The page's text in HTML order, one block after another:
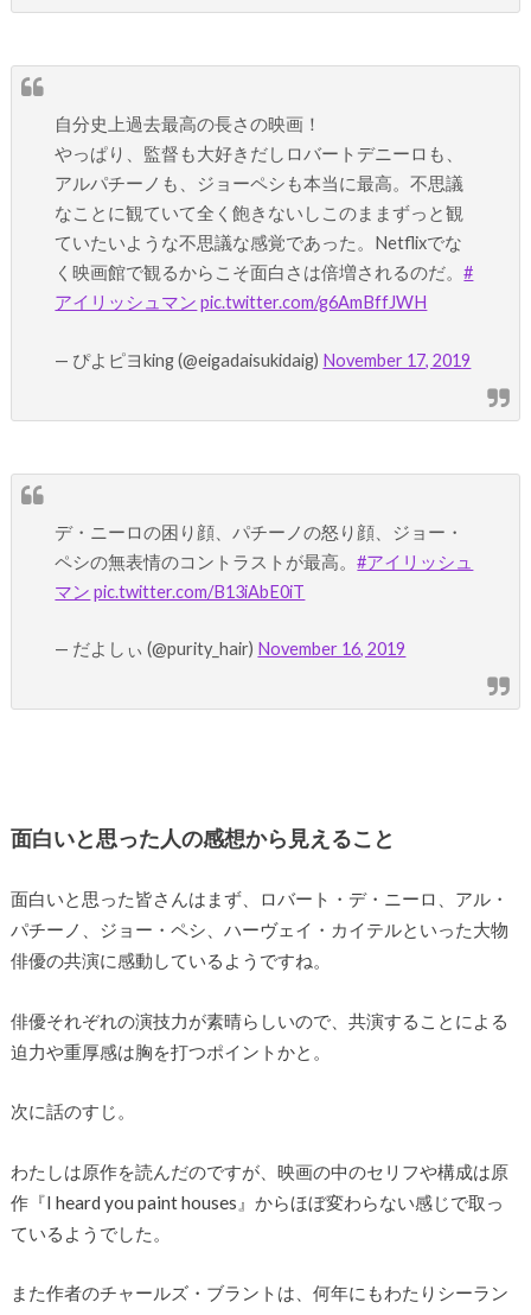
自分史上過去最高の長さの映画！
やっぱり、監督も大好きだしロバートデニーロも、
アルパチーノも、ジョーペシも本当に最高。不思議
なことに観ていて全く飽きないしこのままずっと観
ていたいような不思議な感覚であった。Netflixでな
く映画館で観るからこそ面白さは倍増されるのだ。#
アイリッシュマン pic.twitter.com/g6AmBffJWH
— ぴよピヨking (@eigadaisukidaig) November 17, 2019
デ・ニーロの困り顔、パチーノの怒り顔、ジョー・
ペシの無表情のコントラストが最高。#アイリッシュ
マン pic.twitter.com/B13iAbE0iT
— だよしぃ (@purity_hair) November 16, 2019
面白いと思った人の感想から見えること
面白いと思った皆さんはまず、ロバート・デ・ニーロ、アル・
パチーノ、ジョー・ペシ、ハーヴェイ・カイテルといった大物
俳優の共演に感動しているようですね。
俳優それぞれの演技力が素晴らしいので、共演することによる
迫力や重厚感は胸を打つポイントかと。
次に話のすじ。
わたしは原作を読んだのですが、映画の中のセリフや構成は原
作『I heard you paint houses』からほぼ変わらない感じで取っ
ているようでした。
また作者のチャールズ・ブラントは、何年にもわたりシーラン